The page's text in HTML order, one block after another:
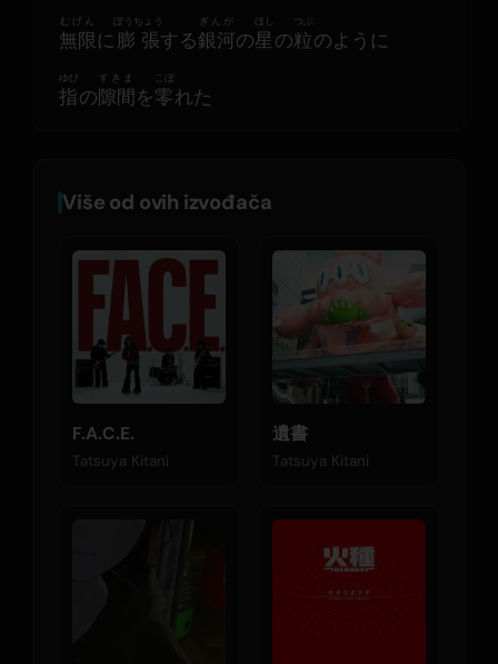
無限
むげん
に膨張
ぼうちょう
する銀河
ぎんが
の星
ほし
の粒
つぶ
のように
指
ゆび
の隙間
すきま
を零
こぼ
れた
Više od ovih izvođača
F.A.C.E.
Tatsuya Kitani
遺書
Tatsuya Kitani